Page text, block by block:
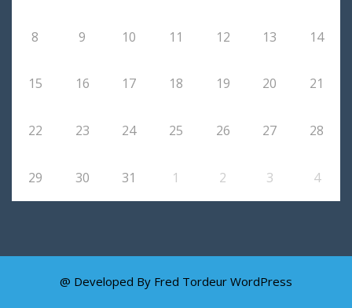
8 9 10 11 12 13 14
15 16 17 18 19 20 21
22 23 24 25 26 27 28
29 30 31 1 2 3 4
@ Developed By Fred Tordeur WordPress